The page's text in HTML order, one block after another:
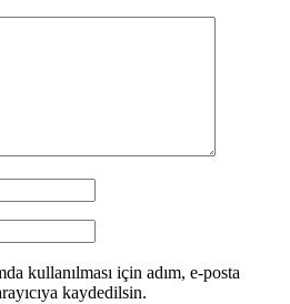
kullanılması için adım, e-posta
kaydedilsin.